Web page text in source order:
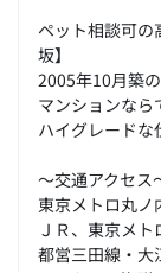
ペット相談可
坂】
2005年10月築
マンションなら
ハイグレードな
～交通アクセス
東京メトロ丸
ＪＲ、東京メ
都営三田線・大